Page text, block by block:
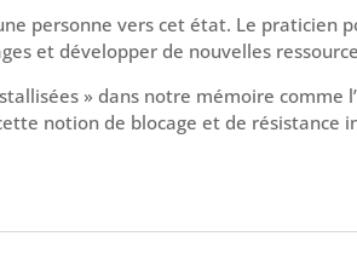
personne vers cet état. Le praticien
et développer de nouvelles
» dans notre mémoire comme
notion de blocage et de résistance